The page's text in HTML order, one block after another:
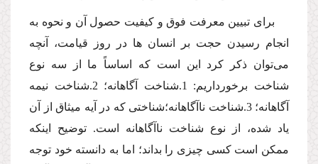
براى تبیین معرفت فوق و كیفیت حصول آن و نحوه به
انجام رسیدن حجت بر انسان ها در روز قیامت، آنچه
مى‌توان ذكر كرد این است كه اساساً ما از سه نوع
شناخت برخورداریم: 1.شناخت آگاهانه؛ 2.شناخت نیمه
آگاهانه؛ 3.شناخت ناآگاهانه؛‌شناختى كه در آیه میثاق از آن
یاد شده، از نوع شناخت ناآگاهانه است. توضیح اینكه
ممكن است كسى چیزى را بداند؛ اما به دانسته خود توجه